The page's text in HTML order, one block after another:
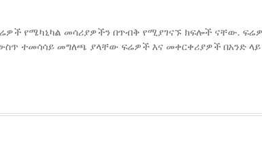
የሜካኒካል መሳሪያዎችን በጥብቅ የሚያገናኙ ክፍሎች ናቸው.
ተመሳሳይ መግለጫ ያላቸው ፍሬዎች እና መቀርቀሪያዎች በአንድ ላይ